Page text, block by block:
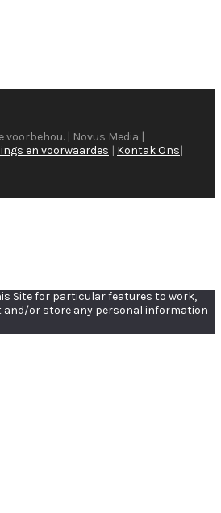
voorbehou. | Novus Media |
en voorwaardes | Kontak Ons|
Site for particular features to work,
and/or store any personal information